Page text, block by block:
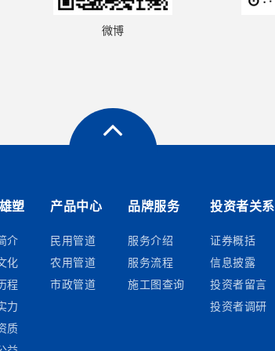
微博
塑
介
化
程
力
质
产品中心
民用管道
农用管道
市政管道
品牌服务
服务介绍
服务流程
施工图查询
投资者关系
证券概括
信息披露
投资者留言
投资者调研